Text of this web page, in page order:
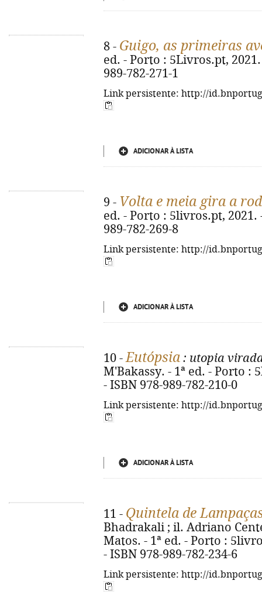
8 - Guigo, as primeiras
ed. - Porto : 5Livros.pt,
989-782-271-1
Link persistente: http://
ADICIONAR À LISTA
9 - Volta e meia gira a
ed. - Porto : 5livros.pt, 2021.
989-782-269-8
Link persistente: http://
ADICIONAR À LISTA
10 -Eutópsia : utopia
M'Bakassy. - 1ª ed. - Porto :
- ISBN 978-989-782-210-0
Link persistente: http://
ADICIONAR À LISTA
11 - Quintela de
Bhadrakali ; il. Adriano
Matos. - 1ª ed. - Porto :
- ISBN 978-989-782-234-6
Link persistente: http://